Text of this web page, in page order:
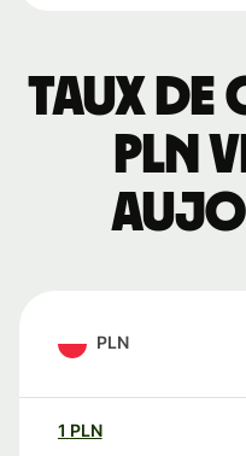
Taux de
PLN
PLN
1 PLN